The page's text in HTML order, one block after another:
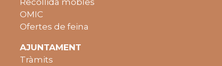
OMIC
Ofertes de feina
AJUNTAMENT
Tràmits